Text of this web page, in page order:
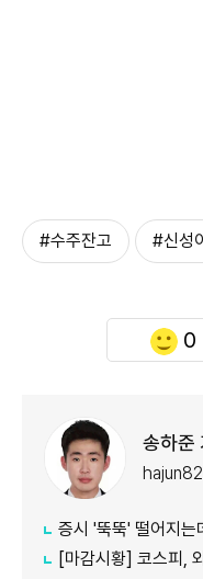
#수주잔고 #신성
0
송하준
증시 '뚝뚝' 떨어지
[마감시황] 코스피, 외